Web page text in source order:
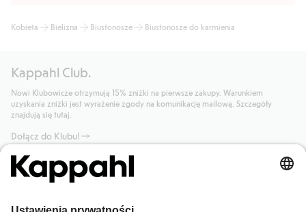
Kobieta Bielizna Biustonosze Biustonosze do karmienia
Kappahl Club.
Nowi Klubowicze otrzymują 15% zniżki na pierwsze zakupy. Warunkiem
uzyskania zniżki jest wyrażenie zgody na komunikację mailową. Szczegóły
znajdują się tutaj.
Dołącz do Klubu!